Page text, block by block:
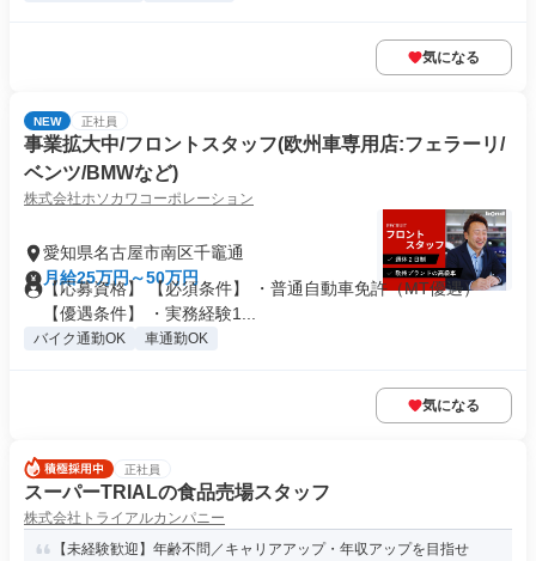
気になる
NEW 正社員
事業拡大中/フロントスタッフ(欧州車専用店:フェラーリ/
ベンツ/BMWなど)
株式会社ホソカワコーポレーション
愛知県名古屋市南区千竈通
月給25万円～50万円
【応募資格】 【必須条件】 ・普通自動車免許（MT優遇）
【優遇条件】 ・実務経験1...
バイク通勤OK 車通勤OK
気になる
正社員
スーパーTRIALの食品売場スタッフ
株式会社トライアルカンパニー
【未経験歓迎】年齢不問／キャリアアップ・年収アップを目指せ